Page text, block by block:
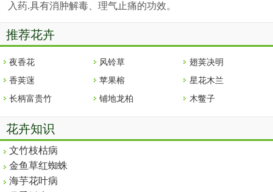
入药.具有消肿解毒、理气止痛的功效。
推荐花卉
夜香花 风铃草
翅荚决明
香荚蒾
苹果榕
星花木兰
长柄富贵竹
铺地龙柏 木鳖子
花卉知识
文竹枝枯病
金鱼草红蜘蛛
海芋花叶病